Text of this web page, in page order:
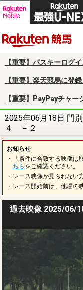
【重要】パスキーログ
【重要】楽天競馬に登
【重要】PayPayチャー
2025年06月18日 門
４ －２
お知らせ
・「条件に合致する映像
ちら をご確認ください。
・レース映像が見られない
・レース開始前は、他場の
過去映像 2025/06/